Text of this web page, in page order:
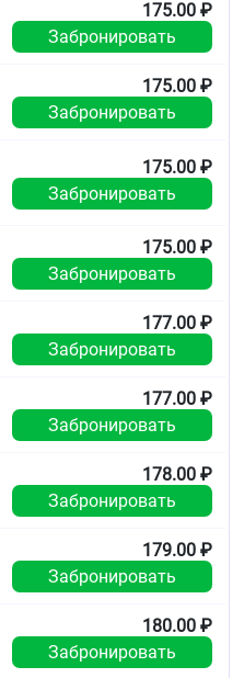
175.00 ₽
Забронировать
175.00 ₽
Забронировать
175.00 ₽
Забронировать
175.00 ₽
Забронировать
177.00 ₽
Забронировать
177.00 ₽
Забронировать
178.00 ₽
Забронировать
179.00 ₽
Забронировать
180.00 ₽
Забронировать